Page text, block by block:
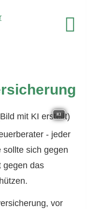
KI
- jeder
sollte sich gegen
gegen das
vor